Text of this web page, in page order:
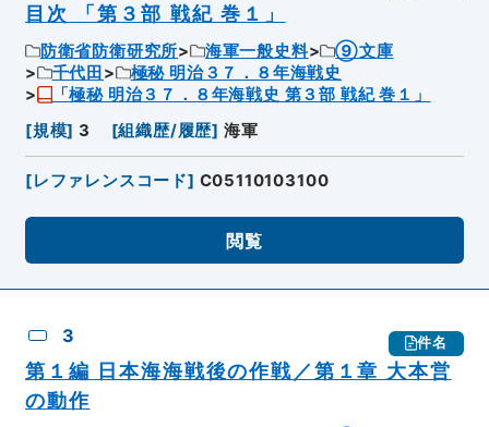
目次 「第３部 戦紀 巻１」
防衛省防衛研究所 海軍一般史料
⑨文庫
千代田
極秘 明治３７．８年海戦史
「極秘 明治３７．８年海戦史 第３部 戦紀 巻１」
[規模] 3 [組織歴/履歴] 海軍
[レファレンスコード] C05110103100
閲覧
3 件名
第１編 日本海海戦後の作戦／第１章 大本営
の動作